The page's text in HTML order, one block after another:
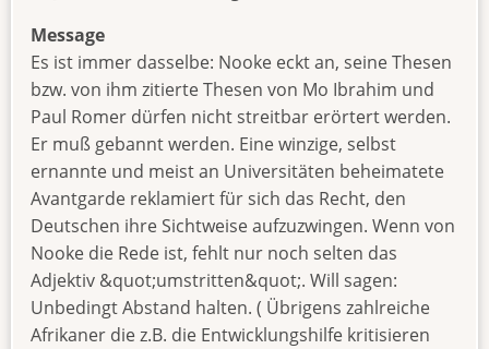
Message
Es ist immer dasselbe: Nooke eckt an, seine Thesen
bzw. von ihm zitierte Thesen von Mo Ibrahim und
Paul Romer dürfen nicht streitbar erörtert werden.
Er muß gebannt werden. Eine winzige, selbst
ernannte und meist an Universitäten beheimatete
Avantgarde reklamiert für sich das Recht, den
Deutschen ihre Sichtweise aufzuzwingen. Wenn von
Nooke die Rede ist, fehlt nur noch selten das
Adjektiv &quot;umstritten&quot;. Will sagen:
Unbedingt Abstand halten. ( Übrigens zahlreiche
Afrikaner die z.B. die Entwicklungshilfe kritisieren